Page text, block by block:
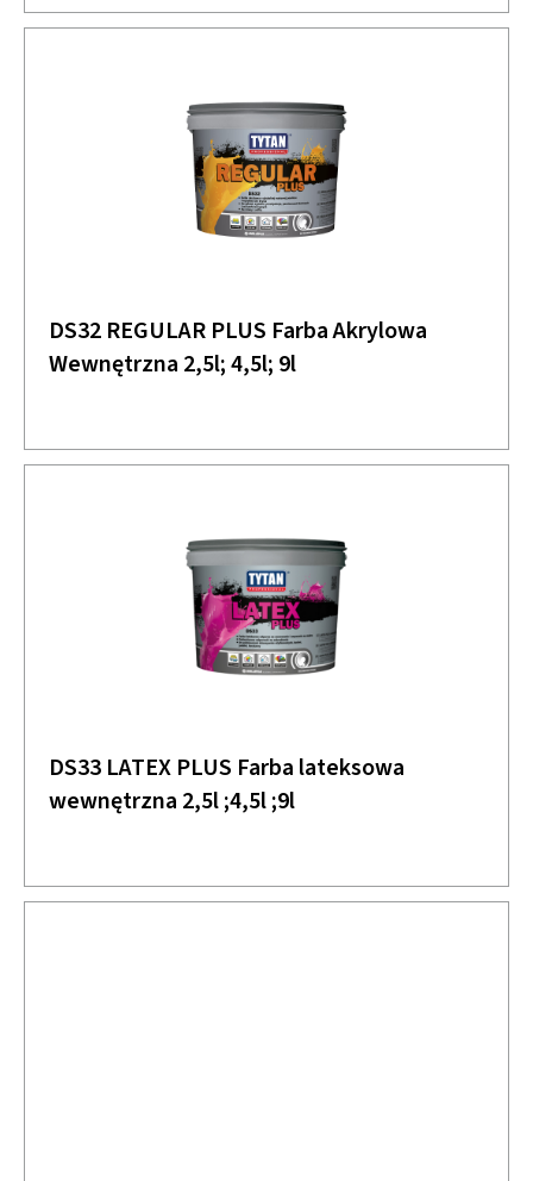
DS32 REGULAR PLUS Farba Akrylowa
Wewnętrzna 2,5l; 4,5l; 9l
DS33 LATEX PLUS Farba lateksowa
wewnętrzna 2,5l ;4,5l ;9l